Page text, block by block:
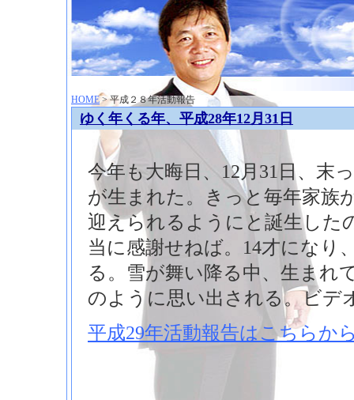
HOME> 平成２８年活動報告
ゆく年くる年、平成28年12月31日
今年も大晦日、12月31日、末
が生まれた。きっと毎年家族
迎えられるようにと誕生した
当に感謝せねば。14才になり
る。雪が舞い降る中、生まれ
のように思い出される。ビデ
平成29年活動報告はこちらか